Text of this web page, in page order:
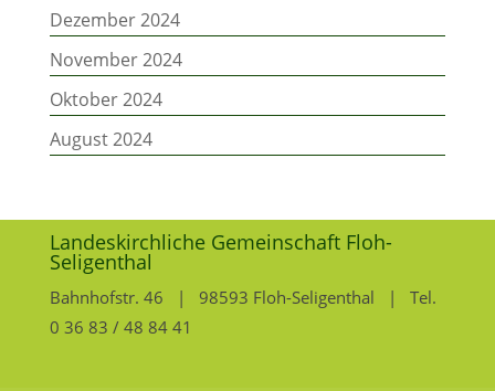
Dezember 2024
November 2024
Oktober 2024
August 2024
Landeskirchliche Gemeinschaft Floh-
Seligenthal
Bahnhofstr. 46 | 98593 Floh-Seligenthal | Tel.
0 36 83 / 48 84 41